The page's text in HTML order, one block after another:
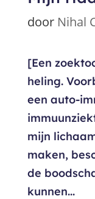
door Nihal
[Een
heling.
een auto-
mijn
maken,
de
kunnen...